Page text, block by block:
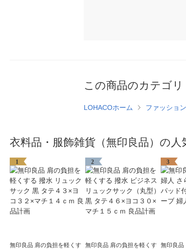
この商品のカテゴリ
LOHACOホーム ファッション
衣料品・服飾雑貨（無印良品）の
1
無印良品 肩の負担を軽くす
2
無印良品 肩の負担を軽くす
3
無印良品